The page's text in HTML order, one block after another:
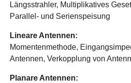
Längsstrahler, Multiplikatives
Parallel- und Serienspeisung
Lineare Antennen:
Momentenmethode,
Antennen, Verkopplung von
Planare Antennen: